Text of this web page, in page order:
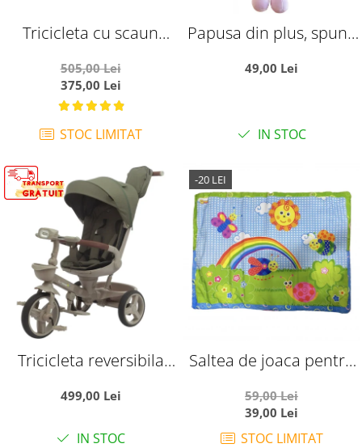
Tricicleta cu scaun
somn, SL02 - Mov
505,00 Lei
375,00 Lei
STOC LIMITAT
Papusa din plus, spune
mov
49,00 Lei
IN STOC
Tricicleta reversibila
pozitie de somn, roti
499,00 Lei
IN STOC
-20 LEI
Saltea de joaca pentru
insecte vesele, 92 x 60
cm
59,00 Lei
39,00 Lei
STOC LIMITAT